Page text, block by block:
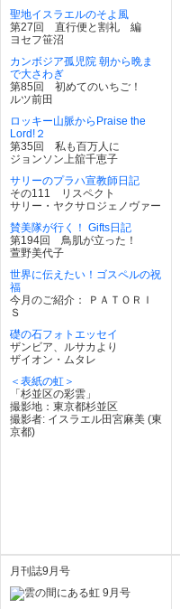
聖地イスラエルのそよ風
第27回 直行便と割礼 編
ヨセフ笹沼
カンボジア孤児院 朝から晩ま
で大さわぎ
第85回 初めてのいちご！
ルツ前田
ロッキー山脈からPraise the
Lord!２
第35回 私も百万人に
ジョンソン上舘千恵子
サリーのプラハ宣教師日記
その111 リスペクト
サリー・ヤクサロジェノヴァー
賛美隊が行く！ Gifts日記
第194回 鳥肌が立った！
萱野美代子
世界に伝えたい！ゴスペルの祝
福
今月のご紹介： ＰＡＴＯＲＩ
Ｓ
礎の石フォトエッセイ
ザンビア、ルサカより
ザイオン・ムタレ
＜表紙の虹＞
「杉並区の彩雲」
撮影地：東京都杉並区
撮影者: イスラエル田宮麻美 (東
京都)
月刊誌9月号